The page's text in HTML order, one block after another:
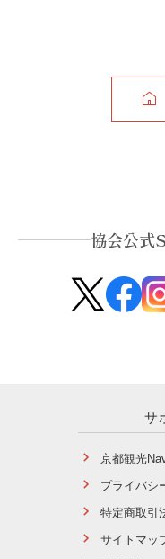
協会公式
サ
京都観光
プライバシ
特定商取引
サイトマッ